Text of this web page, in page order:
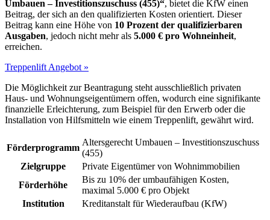
Umbauen – Investitionszuschuss (455)“, bietet die KfW einen
Beitrag, der sich an den qualifizierten Kosten orientiert. Dieser
Beitrag kann eine Höhe von 10 Prozent der qualifizierbaren
Ausgaben, jedoch nicht mehr als 5.000 € pro Wohneinheit,
erreichen.
Treppenlift Angebot »
Die Möglichkeit zur Beantragung steht ausschließlich privaten
Haus- und Wohnungseigentümern offen, wodurch eine signifikante
finanzielle Erleichterung, zum Beispiel für den Erwerb oder die
Installation von Hilfsmitteln wie einem Treppenlift, gewährt wird.
Förderprogramm
Altersgerecht Umbauen – Investitionszuschuss
(455)
Zielgruppe
Private Eigentümer von Wohnimmobilien
Förderhöhe
Bis zu 10% der umbaufähigen Kosten,
maximal 5.000 € pro Objekt
Institution
Kreditanstalt für Wiederaufbau (KfW)